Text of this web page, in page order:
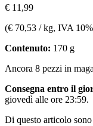
€ 11,99
(€ 70,53 / kg, IVA
Contenuto: 170 g
Ancora 8 pezzi in
Consegna entro il
giovedì alle ore 23:59.
Di questo articolo